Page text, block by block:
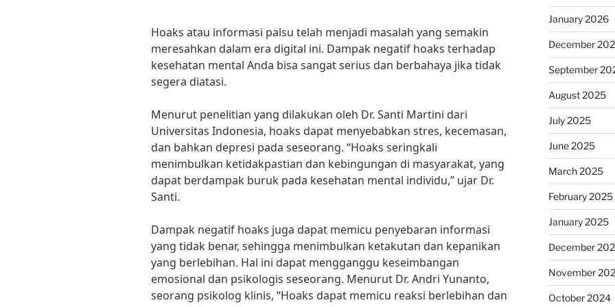
Hoaks atau informasi palsu telah menjadi masalah yang semakin
meresahkan dalam era digital ini. Dampak negatif hoaks terhadap
kesehatan mental Anda bisa sangat serius dan berbahaya jika tidak
segera diatasi.
Menurut penelitian yang dilakukan oleh Dr. Santi Martini dari
Universitas Indonesia, hoaks dapat menyebabkan stres, kecemasan,
dan bahkan depresi pada seseorang. “Hoaks seringkali
menimbulkan ketidakpastian dan kebingungan di masyarakat, yang
dapat berdampak buruk pada kesehatan mental individu,” ujar Dr.
Santi.
Dampak negatif hoaks juga dapat memicu penyebaran informasi
yang tidak benar, sehingga menimbulkan ketakutan dan kepanikan
yang berlebihan. Hal ini dapat mengganggu keseimbangan
emosional dan psikologis seseorang. Menurut Dr. Andri Yunanto,
seorang psikolog klinis, “Hoaks dapat memicu reaksi berlebihan dan
January 2026
December
September
August 2025
July 2025
June 2025
March 2025
February 2025
January 2025
December
November
October 2024